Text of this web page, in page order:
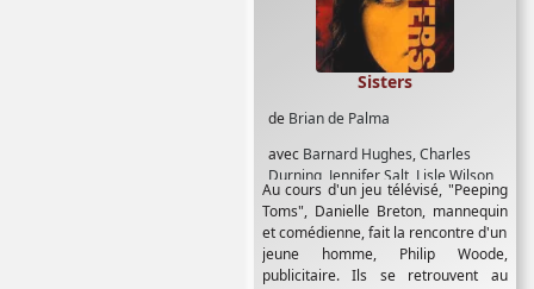
de Brian de Palma
avec Barnard Hughes,Charles
Durning, Jennifer Salt, Lisle Wilson,
Margot Kidder,Mary Davenport,
William Finley
Sisters
Au cours d'un jeu télévisé, "Peeping
Toms", Danielle Breton, mannequin
et comédienne, fait la rencontre d'un
jeune homme, Philip Woode,
publicitaire. Ils se retrouvent au